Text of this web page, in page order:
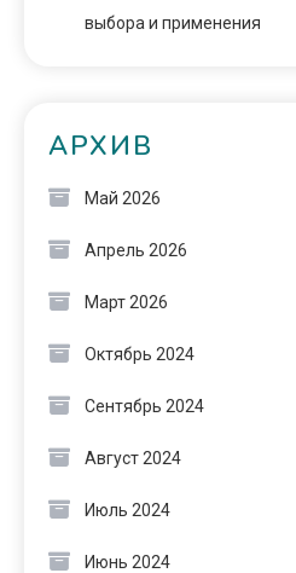
выбора и применения
АРХИВ
Май 2026
Апрель 2026
Март 2026
Октябрь 2024
Сентябрь 2024
Август 2024
Июль 2024
Июнь 2024